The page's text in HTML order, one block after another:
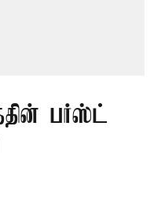
பர்ஸ்ட்